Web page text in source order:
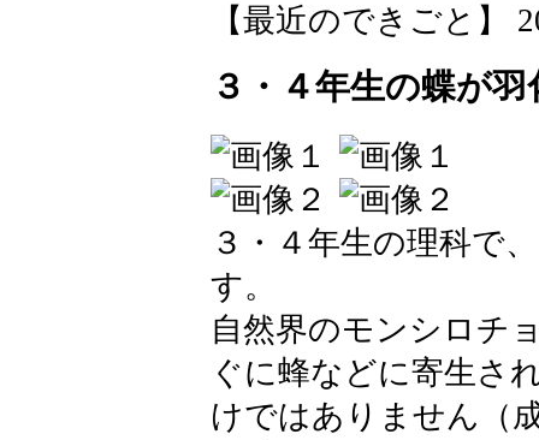
【最近のできごと】
３・４年生の蝶が
３・４年生の理科で
す。
自然界のモンシロチ
ぐに蜂などに寄生さ
けではありません（